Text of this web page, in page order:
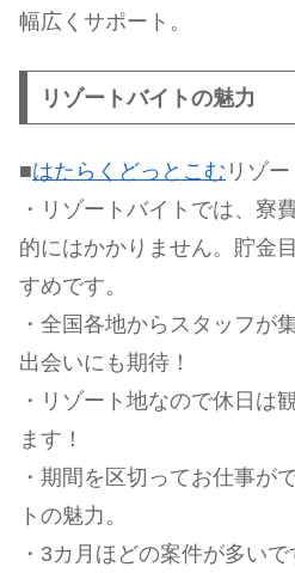
幅広くサポート。
リゾートバイトの魅力
■はたらくどっとこむ リゾ
・リゾートバイトでは、寮
的にはかかりません。貯金
すめです。
・全国各地からスタッフが
出会いにも期待！
・リゾート地なので休日は
ます！
・期間を区切ってお仕事が
トの魅力。
・3カ月ほどの案件が多い